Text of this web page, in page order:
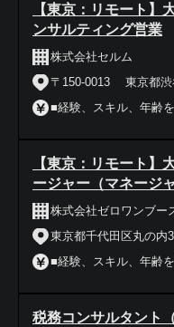
【東京：リモート】
ンサルティング営業
株式会社セルム
〒150-0013 東京都渋
■経験、スキル、年齢
【東京：リモート】
ージャー（マネージャ
株式会社ゼロワンブー
東京都千代田区丸の内
■経験、スキル、年齢
税務コンサルタント